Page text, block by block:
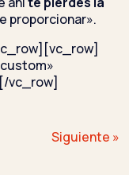
proporcionar».
vc_row]
Siguiente »